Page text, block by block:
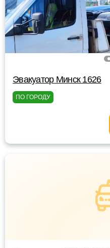
Эвакуатор Минск 1626
ПО ГОРОДУ